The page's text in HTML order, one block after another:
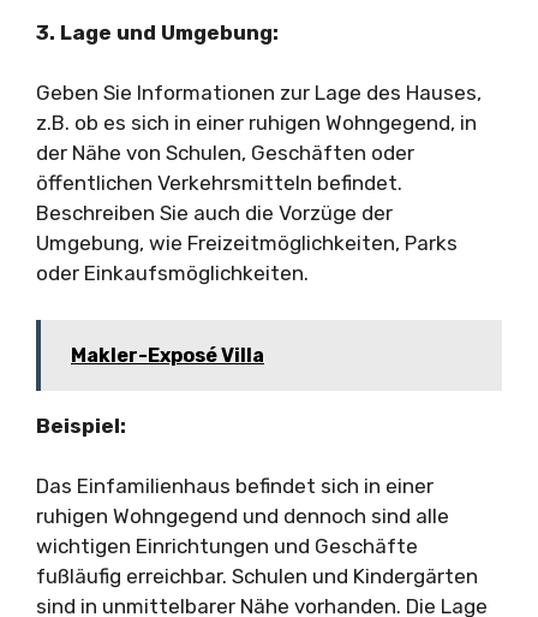
3. Lage und Umgebung:
Geben Sie Informationen zur Lage des Hauses,
z.B. ob es sich in einer ruhigen Wohngegend, in
der Nähe von Schulen, Geschäften oder
öffentlichen Verkehrsmitteln befindet.
Beschreiben Sie auch die Vorzüge der
Umgebung, wie Freizeitmöglichkeiten, Parks
oder Einkaufsmöglichkeiten.
Makler-Exposé Villa
Beispiel:
Das Einfamilienhaus befindet sich in einer
ruhigen Wohngegend und dennoch sind alle
wichtigen Einrichtungen und Geschäfte
fußläufig erreichbar. Schulen und Kindergärten
sind in unmittelbarer Nähe vorhanden. Die Lage